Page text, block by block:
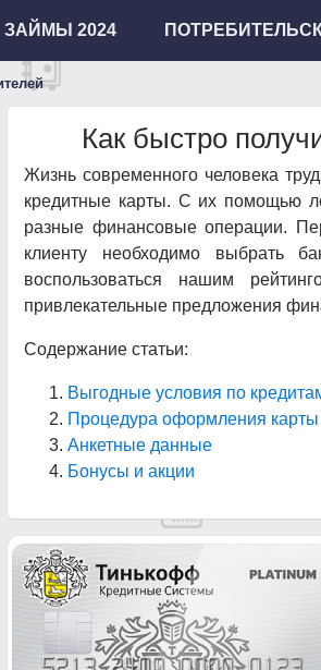
ЗАЙМЫ 2024
Как быстро
Жизнь современного человека
кредитные карты. С их помощью
разные финансовые операции.
клиенту необходимо выбрать
воспользоваться нашим
привлекательные предложения
Содержание статьи:
Выгодные условия по
Процедура оформления карты
Анкетные данные
Бонусы и акции